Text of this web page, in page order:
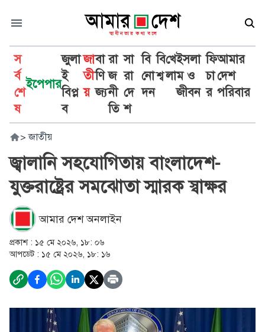
স
র্ব
শে
ষ
ইপেপার
জুলা
ই
বিপ্ল
ব
জা
তী
য়
বা
ণি
জ্য
রা
জ
নী
তি
সা
রা
দে
শ
বি
নো
দন
বি
শ্ব
খে
লা
ইসলা
ম ও
জীবন
ফি
চা
র
আমার
দেশ
পরিবার
> জাতীয়
জ্বালানি সহযোগিতায় বাংলাদেশ-
যুক্তরাষ্ট্রের সমঝোতা স্মারক স্বাক্ষর
আমার দেশ অনলাইন
প্রকাশ : ১৫ মে ২০২৬, ১৮: ০৬
আপডেট : ১৫ মে ২০২৬, ১৮: ১৬